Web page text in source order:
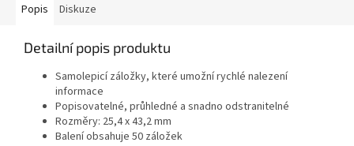
Popis Diskuze
Detailní popis produktu
Samolepicí záložky, které umožní rychlé nalezení
informace
Popisovatelné, průhledné a snadno odstranitelné
Rozměry: 25,4 x 43,2 mm
Balení obsahuje 50 záložek